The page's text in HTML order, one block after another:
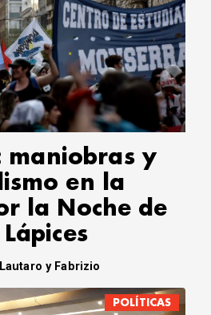
maniobras y
en la
la Noche de
Lápices
Lautaro y Fabrizio
POLÍTICAS